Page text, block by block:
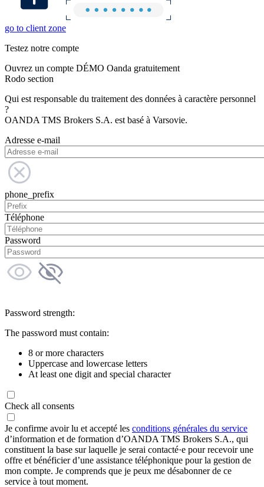
go to client zone
Testez notre compte
Ouvrez un compte DÉMO Oanda gratuitement
Rodo section
Qui est responsable du traitement des données à caractère personnel
?
OANDA TMS Brokers S.A. est basé à Varsovie.
Adresse e-mail
phone_prefix
Téléphone
Password
Password strength:
The password must contain:
8 or more characters
Uppercase and lowercase letters
At least one digit and special character
Check all consents
Je confirme avoir lu et accepté les conditions générales du service
d’information et de formation d’OANDA TMS Brokers S.A., qui
constituent la base sur laquelle je serai contacté·e pour recevoir une
offre et bénéficier d’une assistance téléphonique pour la gestion de
mon compte. Je comprends que je peux me désabonner de ce
service à tout moment.